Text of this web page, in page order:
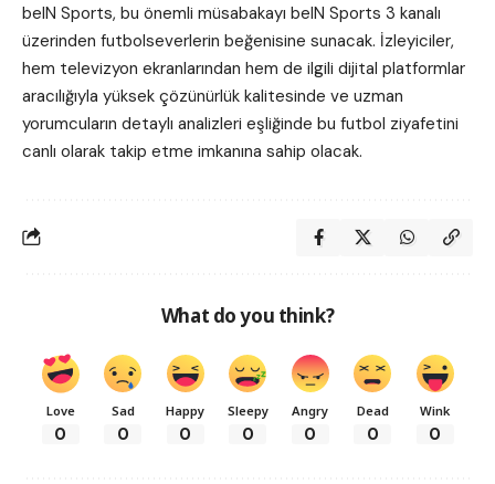
beIN Sports, bu önemli müsabakayı beIN Sports 3 kanalı
üzerinden futbolseverlerin beğenisine sunacak. İzleyiciler,
hem televizyon ekranlarından hem de ilgili dijital platformlar
aracılığıyla yüksek çözünürlük kalitesinde ve uzman
yorumcuların detaylı analizleri eşliğinde bu futbol ziyafetini
canlı olarak takip etme imkanına sahip olacak.
What do you think?
Love
0
Sad
0
Happy
0
Sleepy
0
Angry
0
Dead
0
Wink
0